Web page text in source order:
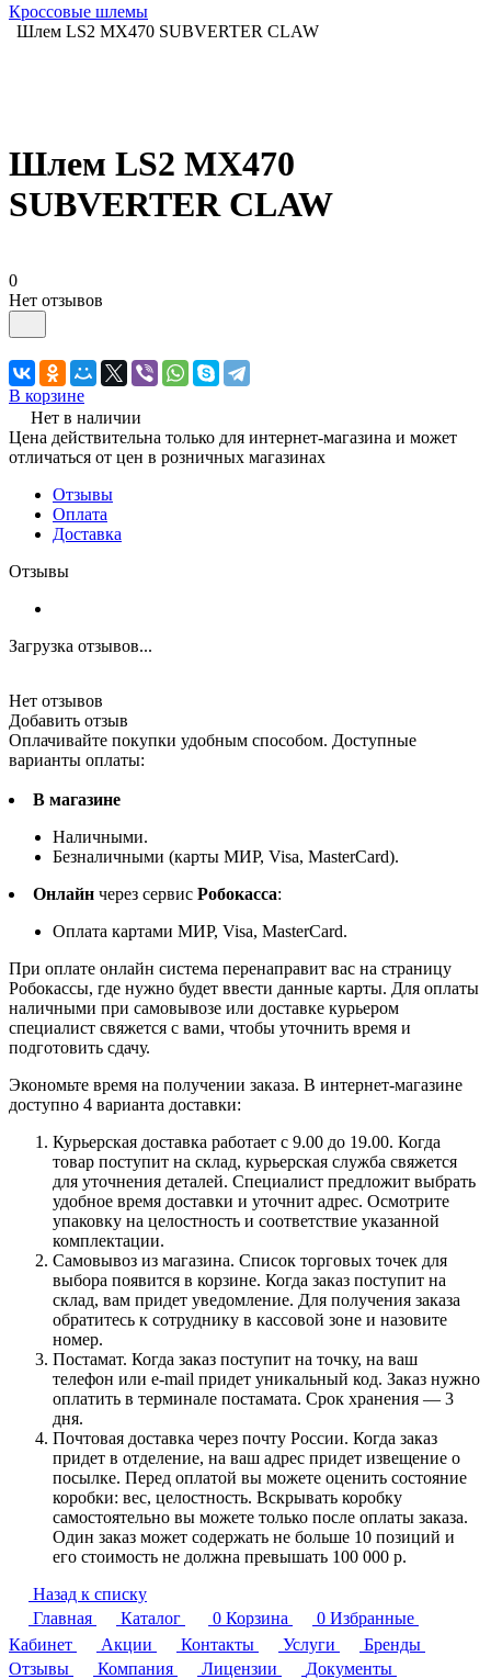
Кроссовые шлемы
Шлем LS2 MX470 SUBVERTER CLAW
Шлем LS2 MX470
SUBVERTER CLAW
0
Нет отзывов
В корзине
Нет в наличии
Цена действительна только для интернет-магазина и может
отличаться от цен в розничных магазинах
Отзывы
Оплата
Доставка
Отзывы
Загрузка отзывов...
Нет отзывов
Добавить отзыв
Оплачивайте покупки удобным способом. Доступные
варианты оплаты:
В магазине
Наличными.
Безналичными (карты МИР, Visa, MasterCard).
Онлайн через сервис Робокасса:
Оплата картами МИР, Visa, MasterCard.
При оплате онлайн система перенаправит вас на страницу
Робокассы, где нужно будет ввести данные карты. Для оплаты
наличными при самовывозе или доставке курьером
специалист свяжется с вами, чтобы уточнить время и
подготовить сдачу.
Экономьте время на получении заказа. В интернет-магазине
доступно 4 варианта доставки:
Курьерская доставка работает с 9.00 до 19.00. Когда
товар поступит на склад, курьерская служба свяжется
для уточнения деталей. Специалист предложит выбрать
удобное время доставки и уточнит адрес. Осмотрите
упаковку на целостность и соответствие указанной
комплектации.
Самовывоз из магазина. Список торговых точек для
выбора появится в корзине. Когда заказ поступит на
склад, вам придет уведомление. Для получения заказа
обратитесь к сотруднику в кассовой зоне и назовите
номер.
Постамат. Когда заказ поступит на точку, на ваш
телефон или e-mail придет уникальный код. Заказ нужно
оплатить в терминале постамата. Срок хранения — 3
дня.
Почтовая доставка через почту России. Когда заказ
придет в отделение, на ваш адрес придет извещение о
посылке. Перед оплатой вы можете оценить состояние
коробки: вес, целостность. Вскрывать коробку
самостоятельно вы можете только после оплаты заказа.
Один заказ может содержать не больше 10 позиций и
его стоимость не должна превышать 100 000 р.
Назад к списку
Главная
Каталог 0 Корзина 0 Избранные
Кабинет
Акции Контакты Услуги
Бренды
Отзывы
Компания Лицензии
Документы